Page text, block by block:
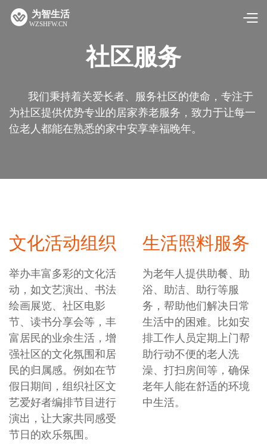
社区服务
我们秉持着关爱长者、服务社区的使命，专注于
为社区提供优势专业的居家养老服务，致力于让每一
位老人都能在熟悉的家中安享幸福晚年。
文化活动组织
举办丰富多彩的文化活
动，如文艺演出、书法
绘画展览、社区电影
节、读书分享会等，丰
富居民的业余生活，增
强社区的文化氛围和居
民的归属感。例如在节
假日期间，组织社区文
艺爱好者编排节目进行
演出，让大家共同感受
节日的欢乐氛围。
生活照料服务
为老年人提供助餐、助
浴、助洁、助行等服
务，帮助他们解决日常
生活中的困难。比如安
排工作人员定期上门帮
助行动不便的老人洗
澡、打扫房间等，确保
老年人能在舒适的环境
中生活。